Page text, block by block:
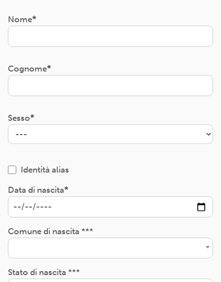
Nome
Cognome
Sesso
Identità alias
Data di nascita
Comune di nascita ***
Stato di nascita ***